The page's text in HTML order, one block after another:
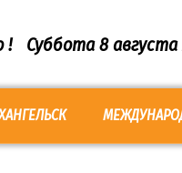
! Суббота 8 августа